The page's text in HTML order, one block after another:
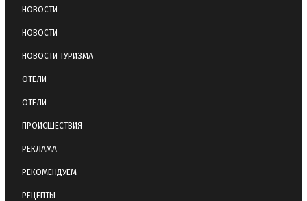
НОВОСТИ
НОВОСТИ
НОВОСТИ ТУРИЗМА
ОТЕЛИ
ОТЕЛИ
ПРОИСШЕСТВИЯ
РЕКЛАМА
РЕКОМЕНДУЕМ
РЕЦЕПТЫ